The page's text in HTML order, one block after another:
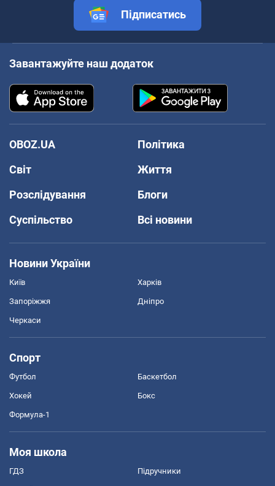
Підписатись
Завантажуйте наш додаток
OBOZ.UA
Політика
Світ
Життя
Розслідування
Блоги
Суспільство
Всі новини
Новини України
Київ Харків
Запоріжжя Дніпро
Черкаси
Спорт
Футбол Баскетбол
Хокей Бокс
Формула-1
Моя школа
ГДЗ Підручники